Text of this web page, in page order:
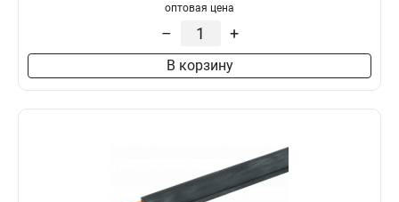
оптовая цена
– +
В корзину